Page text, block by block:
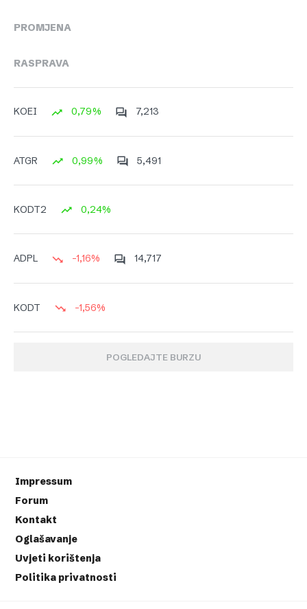
PROMJENA
RASPRAVA
KOEI 0,79% 7,213
ATGR 0,99% 5,491
KODT2 0,24%
ADPL -1,16% 14,717
KODT -1,56%
POGLEDAJTE BURZU
Impressum
Forum
Kontakt
Oglašavanje
Uvjeti korištenja
Politika privatnosti